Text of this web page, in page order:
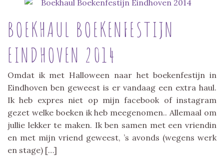
BOEKHAUL BOEKENFESTIJN
EINDHOVEN 2014
Omdat ik met Halloween naar het boekenfestijn in
Eindhoven ben geweest is er vandaag een extra haul.
Ik heb expres niet op mijn facebook of instagram
gezet welke boeken ik heb meegenomen.. Allemaal om
jullie lekker te maken. Ik ben samen met een vriendin
en met mijn vriend geweest, ’s avonds (wegens werk
en stage) […]